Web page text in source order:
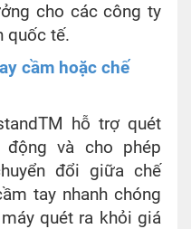
cho các công ty
quốc tế.
cầm hoặc chế
hỗ trợ quét
và cho phép
đổi giữa chế
tay nhanh chóng
quét ra khỏi giá